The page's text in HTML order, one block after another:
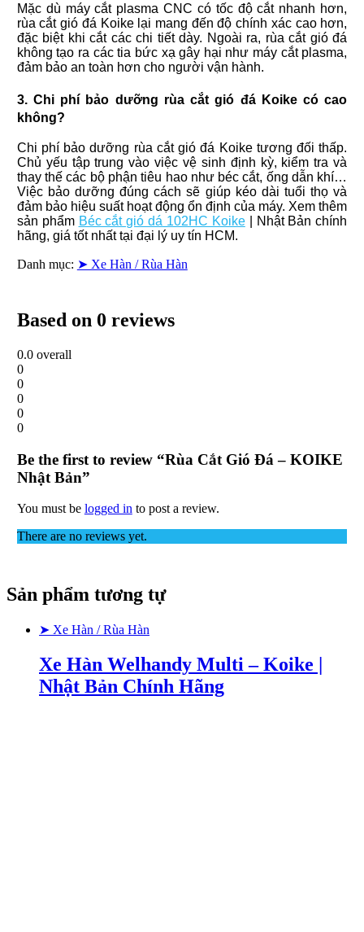
Mặc dù máy cắt plasma CNC có tốc độ cắt nhanh hơn,
rùa cắt gió đá Koike lại mang đến độ chính xác cao hơn,
đặc biệt khi cắt các chi tiết dày. Ngoài ra, rùa cắt gió đá
không tạo ra các tia bức xạ gây hại như máy cắt plasma,
đảm bảo an toàn hơn cho người vận hành.
3. Chi phí bảo dưỡng rùa cắt gió đá Koike có cao
không?
Chi phí bảo dưỡng rùa cắt gió đá Koike tương đối thấp.
Chủ yếu tập trung vào việc vệ sinh định kỳ, kiểm tra và
thay thế các bộ phận tiêu hao như béc cắt, ống dẫn khí…
Việc bảo dưỡng đúng cách sẽ giúp kéo dài tuổi thọ và
đảm bảo hiệu suất hoạt động ổn định của máy. Xem thêm
sản phẩm Béc cắt gió dá 102HC Koike| Nhật Bản chính
hãng, giá tốt nhất tại đại lý uy tín HCM.
Danh mục: ➤ Xe Hàn / Rùa Hàn
Based on 0 reviews
0.0overall
0
0
0
0
0
Be the first to review “Rùa Cắt Gió Đá – KOIKE
Nhật Bản”
You must be logged in to post a review.
There are no reviews yet.
Sản phẩm tương tự
➤ Xe Hàn / Rùa Hàn
Xe Hàn Welhandy Multi – Koike |
Nhật Bản Chính Hãng